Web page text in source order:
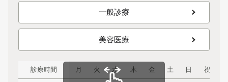
一般診療
美容医療
診療時間 月 火 水 木 金 土 日 祝